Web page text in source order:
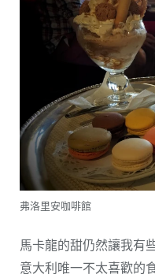
弗洛里安咖啡館
馬卡龍的甜仍然讓我有
意大利唯一不太喜歡的